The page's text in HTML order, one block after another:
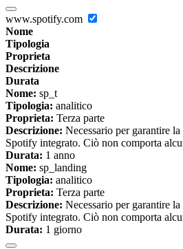
www.spotify.com
Nome
Tipologia
Proprieta
Descrizione
Durata
Nome: sp_t
Tipologia: analitico
Proprieta: Terza parte
Descrizione: Necessario per garantire
Spotify integrato. Ciò non comporta
Durata: 1 anno
Nome: sp_landing
Tipologia: analitico
Proprieta: Terza parte
Descrizione: Necessario per garantire
Spotify integrato. Ciò non comporta
Durata: 1 giorno